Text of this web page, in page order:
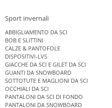
Sport invernali
ABBIGLIAMENTO DA SCI
BOB E SLITTINI
CALZE & PANTOFOLE
DISPOSITIVI-LVS
GIACCHE DA SCI E GILET DA SCI
GUANTI DA SNOWBOARD
SOTTOTUTE E MAGLIONI DA SCI
OCCHIALI DA SCI
PANTALONI DA SCI DI FONDO
PANTALONI DA SNOWBOARD